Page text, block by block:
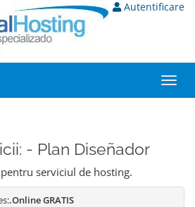
Autentificare
- Plan Diseñador
serviciul de hosting.
.Online GRATIS